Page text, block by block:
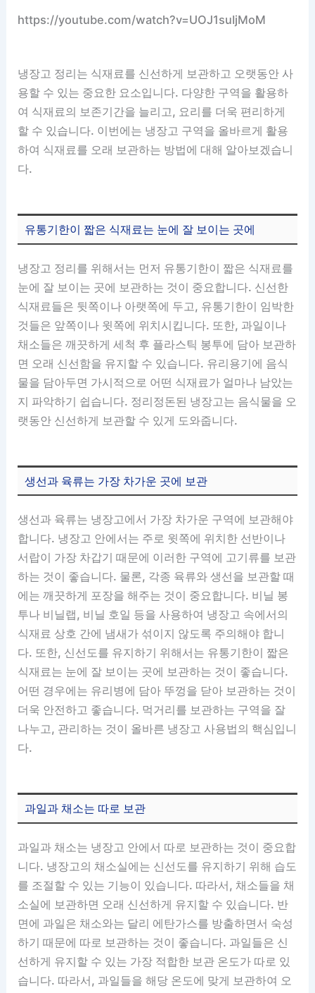
https://youtube.com/watch?v=UOJ1suIjMoM
냉장고 정리는 식재료를 신선하게 보관하고 오랫동안 사
용할 수 있는 중요한 요소입니다. 다양한 구역을 활용하
여 식재료의 보존기간을 늘리고, 요리를 더욱 편리하게
할 수 있습니다. 이번에는 냉장고 구역을 올바르게 활용
하여 식재료를 오래 보관하는 방법에 대해 알아보겠습니
다.
유통기한이 짧은 식재료는 눈에 잘 보이는 곳에
냉장고 정리를 위해서는 먼저 유통기한이 짧은 식재료를
눈에 잘 보이는 곳에 보관하는 것이 중요합니다. 신선한
식재료들은 뒷쪽이나 아랫쪽에 두고, 유통기한이 임박한
것들은 앞쪽이나 윗쪽에 위치시킵니다. 또한, 과일이나
채소들은 깨끗하게 세척 후 플라스틱 봉투에 담아 보관하
면 오래 신선함을 유지할 수 있습니다. 유리용기에 음식
물을 담아두면 가시적으로 어떤 식재료가 얼마나 남았는
지 파악하기 쉽습니다. 정리정돈된 냉장고는 음식물을 오
랫동안 신선하게 보관할 수 있게 도와줍니다.
생선과 육류는 가장 차가운 곳에 보관
생선과 육류는 냉장고에서 가장 차가운 구역에 보관해야
합니다. 냉장고 안에서는 주로 윗쪽에 위치한 선반이나
서랍이 가장 차갑기 때문에 이러한 구역에 고기류를 보관
하는 것이 좋습니다. 물론, 각종 육류와 생선을 보관할 때
에는 깨끗하게 포장을 해주는 것이 중요합니다. 비닐 봉
투나 비닐랩, 비닐 호일 등을 사용하여 냉장고 속에서의
식재료 상호 간에 냄새가 섞이지 않도록 주의해야 합니
다. 또한, 신선도를 유지하기 위해서는 유통기한이 짧은
식재료는 눈에 잘 보이는 곳에 보관하는 것이 좋습니다.
어떤 경우에는 유리병에 담아 뚜껑을 닫아 보관하는 것이
더욱 안전하고 좋습니다. 먹거리를 보관하는 구역을 잘
나누고, 관리하는 것이 올바른 냉장고 사용법의 핵심입니
다.
과일과 채소는 따로 보관
과일과 채소는 냉장고 안에서 따로 보관하는 것이 중요합
니다. 냉장고의 채소실에는 신선도를 유지하기 위해 습도
를 조절할 수 있는 기능이 있습니다. 따라서, 채소들을 채
소실에 보관하면 오래 신선하게 유지할 수 있습니다. 반
면에 과일은 채소와는 달리 에탄가스를 방출하면서 숙성
하기 때문에 따로 보관하는 것이 좋습니다. 과일들은 신
선하게 유지할 수 있는 가장 적합한 보관 온도가 따로 있
습니다. 따라서, 과일들을 해당 온도에 맞게 보관하여 오